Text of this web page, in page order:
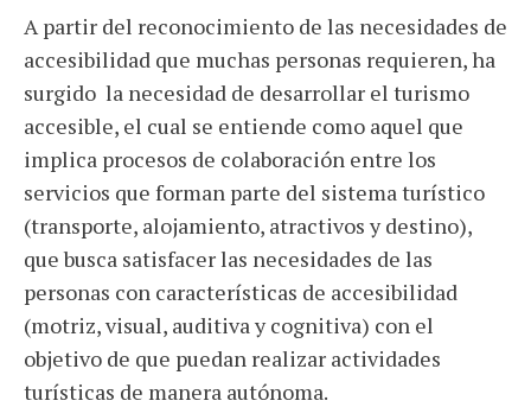
A partir del reconocimiento de las necesidades de
accesibilidad que muchas personas requieren, ha
surgido la necesidad de desarrollar el turismo
accesible, el cual se entiende como aquel que
implica procesos de colaboración entre los
servicios que forman parte del sistema turístico
(transporte, alojamiento, atractivos y destino),
que busca satisfacer las necesidades de las
personas con características de accesibilidad
(motriz, visual, auditiva y cognitiva) con el
objetivo de que puedan realizar actividades
turísticas de manera autónoma.